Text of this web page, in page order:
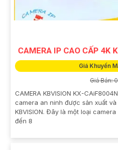
CAMERA IP CAO CẤP 4K
Giá Khuyến
Giá Bán:
CAMERA KBVISION KX-
camera an ninh được sản xuất
KBVISION. Đây là một loại
đến 8